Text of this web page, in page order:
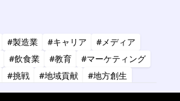
#製造業 #キャリア
#メディア
#飲食業 #教育
#マーケティング
#挑戦 #地域貢献
#地方創生
#アーティスト #金融 #IT